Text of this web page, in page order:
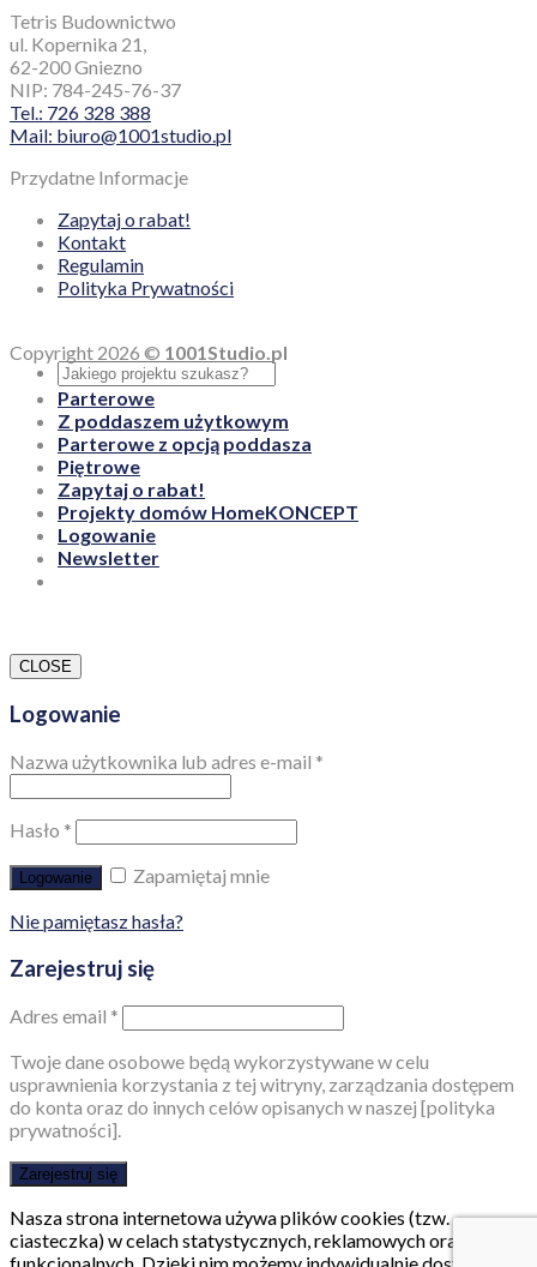
Tetris Budownictwo
ul. Kopernika 21,
62-200 Gniezno
NIP: 784-245-76-37
Tel.: 726 328 388
Mail: biuro@1001studio.pl
Przydatne Informacje
Zapytaj o rabat!
Kontakt
Regulamin
Polityka Prywatności
Copyright 2026 © 1001Studio.pl
Parterowe
Z poddaszem użytkowym
Parterowe z opcją poddasza
Piętrowe
Zapytaj o rabat!
Projekty domów HomeKONCEPT
Logowanie
Newsletter
CLOSE
Logowanie
Nazwa użytkownika lub adres e-mail *
Hasło *
Logowanie
Zapamiętaj mnie
Nie pamiętasz hasła?
Zarejestruj się
Adres email *
Twoje dane osobowe będą wykorzystywane w celu
usprawnienia korzystania z tej witryny, zarządzania dostępem
do konta oraz do innych celów opisanych w naszej [polityka
prywatności].
Zarejestruj się
Nasza strona internetowa używa plików cookies (tzw.
ciasteczka) w celach statystycznych, reklamowych oraz
funkcjonalnych. Dzięki nim możemy indywidualnie dostosować